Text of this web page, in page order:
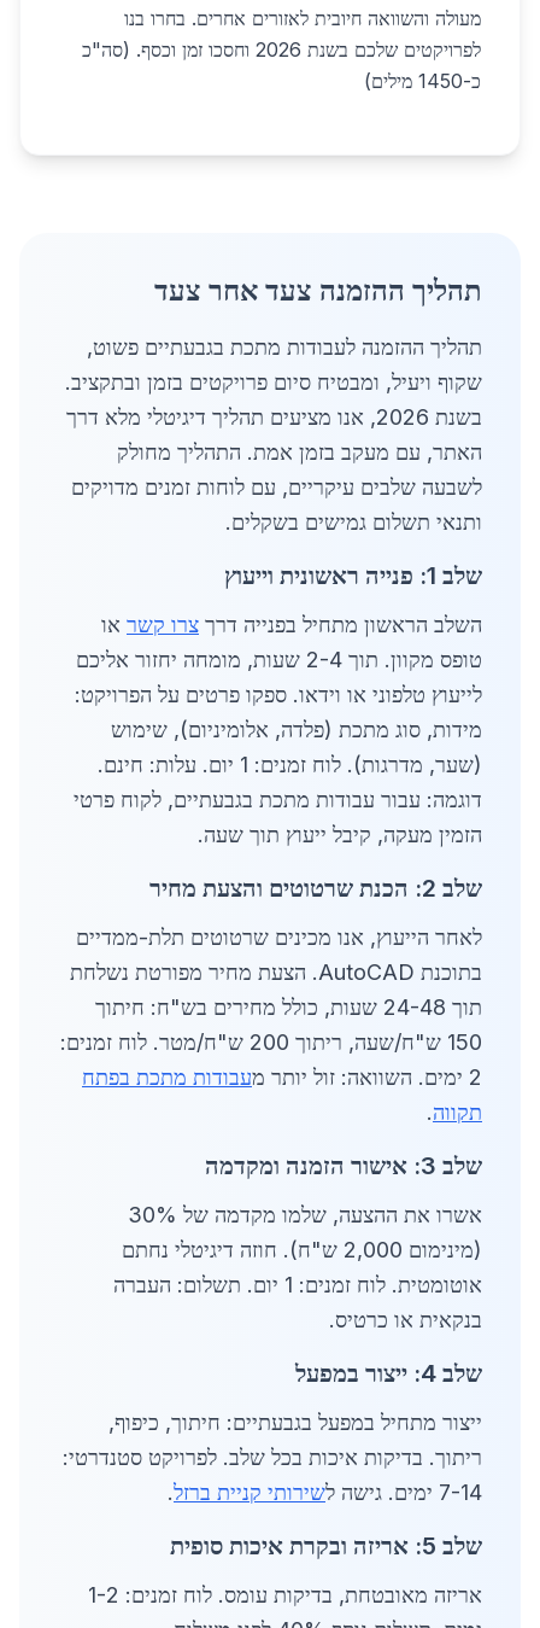
מעולה והשוואה חיובית לאזורים אחרים. בחרו בנו
לפרויקטים שלכם בשנת 2026 וחסכו זמן וכסף. (סה"כ
כ-1450 מילים)
תהליך ההזמנה צעד אחר צעד
תהליך ההזמנה לעבודות מתכת בגבעתיים פשוט,
שקוף ויעיל, ומבטיח סיום פרויקטים בזמן ובתקציב.
בשנת 2026, אנו מציעים תהליך דיגיטלי מלא דרך
האתר, עם מעקב בזמן אמת. התהליך מחולק
לשבעה שלבים עיקריים, עם לוחות זמנים מדויקים
ותנאי תשלום גמישים בשקלים.
שלב 1: פנייה ראשונית וייעוץ
השלב הראשון מתחיל בפנייה דרך צרו קשר או
טופס מקוון. תוך 2-4 שעות, מומחה יחזור אליכם
לייעוץ טלפוני או וידאו. ספקו פרטים על הפרויקט:
מידות, סוג מתכת (פלדה, אלומיניום), שימוש
(שער, מדרגות). לוח זמנים: 1 יום. עלות: חינם.
דוגמה: עבור עבודות מתכת בגבעתיים, לקוח פרטי
הזמין מעקה, קיבל ייעוץ תוך שעה.
שלב 2: הכנת שרטוטים והצעת מחיר
לאחר הייעוץ, אנו מכינים שרטוטים תלת-ממדיים
בתוכנת AutoCAD. הצעת מחיר מפורטת נשלחת
תוך 24-48 שעות, כולל מחירים בש"ח: חיתוך
150 ש"ח/שעה, ריתוך 200 ש"ח/מטר. לוח זמנים:
2 ימים. השוואה: זול יותר מ
עבודות מתכת בפתח
תקווה.
שלב 3: אישור הזמנה ומקדמה
אשרו את ההצעה, שלמו מקדמה של 30%
(מינימום 2,000 ש"ח). חוזה דיגיטלי נחתם
אוטומטית. לוח זמנים: 1 יום. תשלום: העברה
בנקאית או כרטיס.
שלב 4: ייצור במפעל
ייצור מתחיל במפעל בגבעתיים: חיתוך, כיפוף,
ריתוך. בדיקות איכות בכל שלב. לפרויקט סטנדרטי:
7-14 ימים. גישה ל
שירותי קניית ברזל.
שלב 5: אריזה ובקרת איכות סופית
אריזה מאובטחת, בדיקות עומס. לוח זמנים: 1-2